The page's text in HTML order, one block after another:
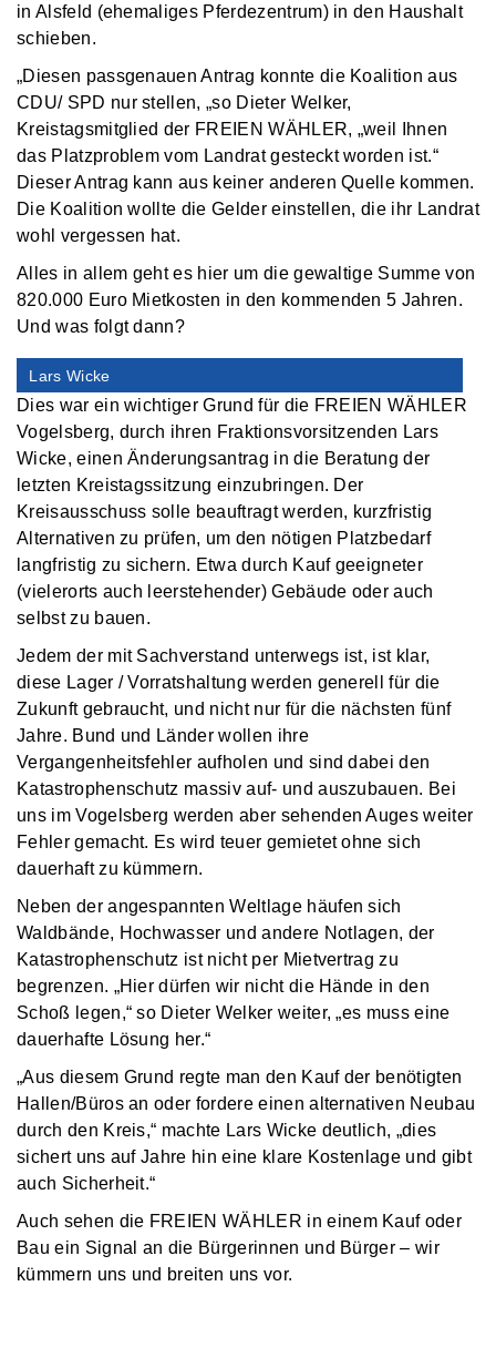
in Alsfeld (ehemaliges Pferdezentrum) in den Haushalt
schieben.
„Diesen passgenauen Antrag konnte die Koalition aus
CDU/ SPD nur stellen, „so Dieter Welker,
Kreistagsmitglied der FREIEN WÄHLER, „weil Ihnen
das Platzproblem vom Landrat gesteckt worden ist.“
Dieser Antrag kann aus keiner anderen Quelle kommen.
Die Koalition wollte die Gelder einstellen, die ihr Landrat
wohl vergessen hat.
Alles in allem geht es hier um die gewaltige Summe von
820.000 Euro Mietkosten in den kommenden 5 Jahren.
Und was folgt dann?
Lars Wicke
Dies war ein wichtiger Grund für die FREIEN WÄHLER
Vogelsberg, durch ihren Fraktionsvorsitzenden Lars
Wicke, einen Änderungsantrag in die Beratung der
letzten Kreistagssitzung einzubringen. Der
Kreisausschuss solle beauftragt werden, kurzfristig
Alternativen zu prüfen, um den nötigen Platzbedarf
langfristig zu sichern. Etwa durch Kauf geeigneter
(vielerorts auch leerstehender) Gebäude oder auch
selbst zu bauen.
Jedem der mit Sachverstand unterwegs ist, ist klar,
diese Lager / Vorratshaltung werden generell für die
Zukunft gebraucht, und nicht nur für die nächsten fünf
Jahre. Bund und Länder wollen ihre
Vergangenheitsfehler aufholen und sind dabei den
Katastrophenschutz massiv auf- und auszubauen. Bei
uns im Vogelsberg werden aber sehenden Auges weiter
Fehler gemacht. Es wird teuer gemietet ohne sich
dauerhaft zu kümmern.
Neben der angespannten Weltlage häufen sich
Waldbände, Hochwasser und andere Notlagen, der
Katastrophenschutz ist nicht per Mietvertrag zu
begrenzen. „Hier dürfen wir nicht die Hände in den
Schoß legen,“ so Dieter Welker weiter, „es muss eine
dauerhafte Lösung her.“
„Aus diesem Grund regte man den Kauf der benötigten
Hallen/Büros an oder fordere einen alternativen Neubau
durch den Kreis,“ machte Lars Wicke deutlich, „dies
sichert uns auf Jahre hin eine klare Kostenlage und gibt
auch Sicherheit.“
Auch sehen die FREIEN WÄHLER in einem Kauf oder
Bau ein Signal an die Bürgerinnen und Bürger – wir
kümmern uns und breiten uns vor.